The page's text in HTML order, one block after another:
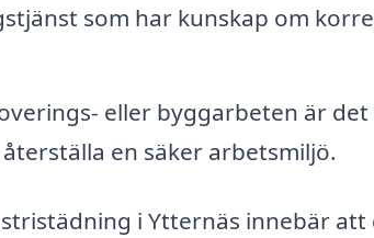
som har kunskap om
eller byggarbeten är
en säker arbetsmiljö.
i Ytternäs innebär att